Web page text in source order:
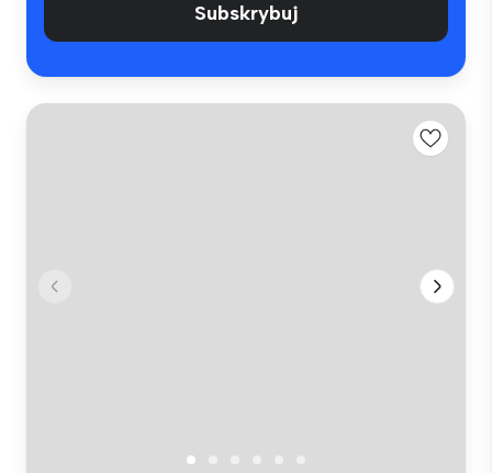
Subskrybuj